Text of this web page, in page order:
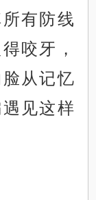
有防线
咬牙，
从记忆
见这样